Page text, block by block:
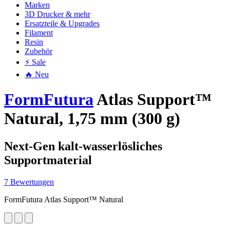
Marken
3D Drucker & mehr
Ersatzteile & Upgrades
Filament
Resin
Zubehör
⚡ Sale
🔥 Neu
FormFuturaAtlas Support™
Natural, 1,75 mm (300 g)
Next-Gen kalt-wasserlösliches
Supportmaterial
7 Bewertungen
FormFutura Atlas Support™ Natural